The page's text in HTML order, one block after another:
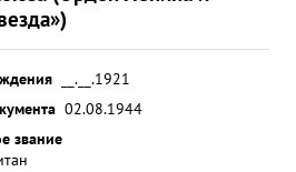
__.__.1921
02.08.1944
звание